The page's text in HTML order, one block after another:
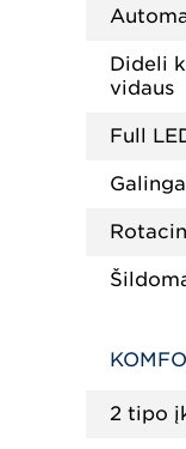
Dideli
vidaus
Full
2 tipo